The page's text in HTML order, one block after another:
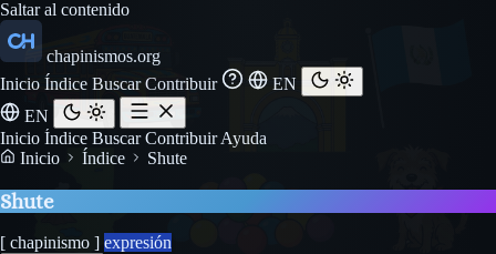
Saltar al contenido
chapinismos.org
Inicio Índice BuscarContribuir
EN
EN
Inicio Índice BuscarContribuirAyuda
Inicio
Índice Shute
Shute
[ chapinismo ] expresión